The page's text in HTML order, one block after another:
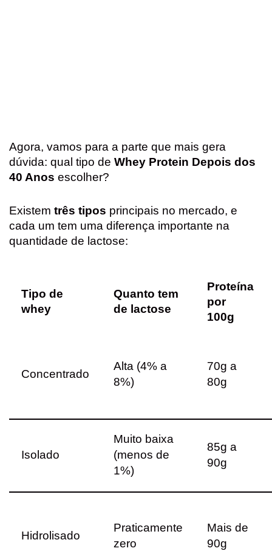
Agora, vamos para a parte que mais gera
dúvida: qual tipo de Whey Protein Depois dos
40 Anos escolher?
Existem três tipos principais no mercado, e
cada um tem uma diferença importante na
quantidade de lactose:
Tipo de
whey
Quanto tem
de lactose
Proteína
por
100g
Concentrado
Alta (4% a
8%)
70g a
80g
Isolado
Muito baixa
(menos de
1%)
85g a
90g
Hidrolisado
Praticamente
zero
Mais de
90g